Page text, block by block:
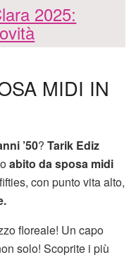
2025:
MIDI IN
’50? Tarik Ediz
abito da sposa midi
con punto vita alto,
floreale! Un capo
solo! Scoprite i più